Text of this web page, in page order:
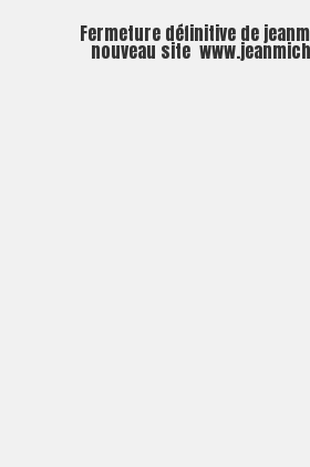
Fermeture définitive de
nouveau site